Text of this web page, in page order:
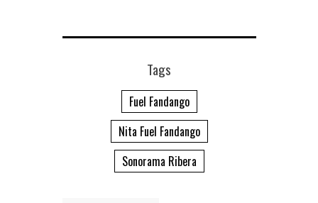
Tags
Fuel Fandango
Nita Fuel Fandango
Sonorama Ribera